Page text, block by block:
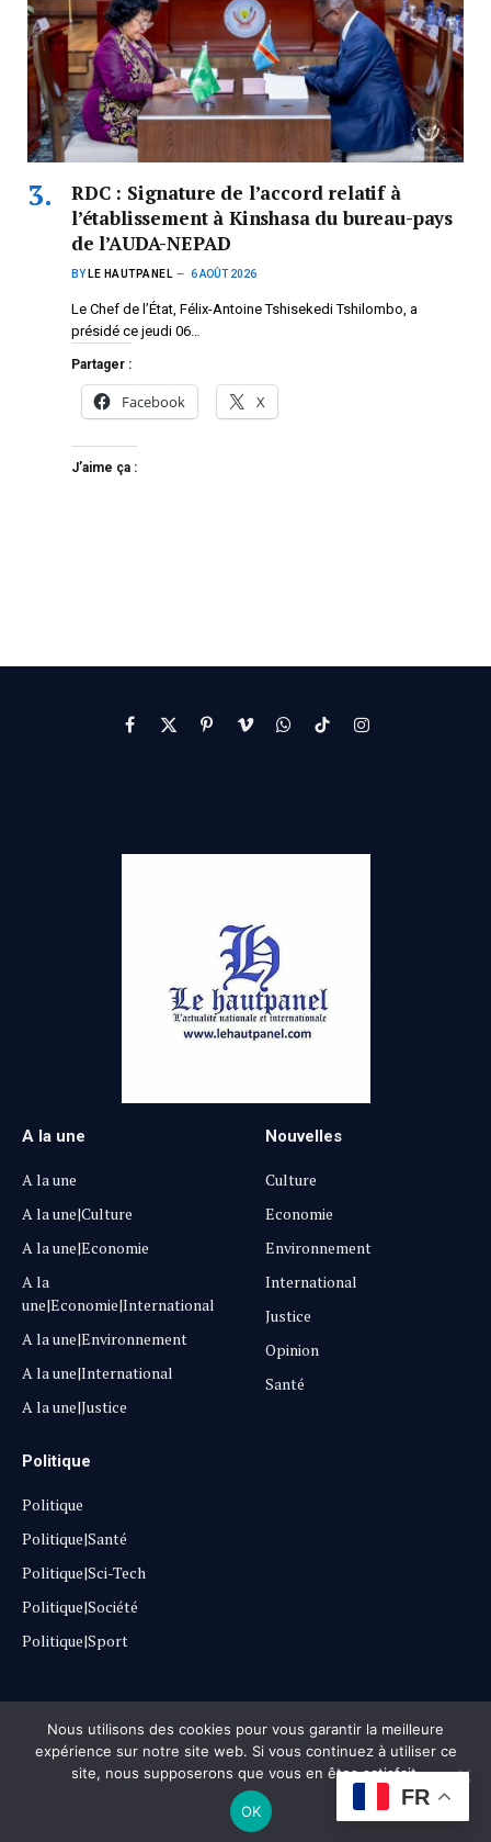
RDC : Signature de l’accord relatif à
l’établissement à Kinshasa du bureau-pays
de l’AUDA-NEPAD
BY LE HAUTPANEL 6 AOÛT 2026
Le Chef de l’État, Félix-Antoine Tshisekedi Tshilombo, a
présidé ce jeudi 06…
Partager :
Facebook X
J’aime ça :
Facebook
X
PinterestVimeoWhatsApp
TikTokInstagram
A la une
A la une
A la une|Culture
A la une|Economie
A la
une|Economie|International
A la une|Environnement
A la une|International
A la une|Justice
Nouvelles
Culture
Economie
Environnement
International
Justice
Opinion
Santé
Politique
Politique
Politique|Santé
Politique|Sci-Tech
Politique|Société
Politique|Sport
Copyright © 2025Lehautpanel
Confidentialité Contact Don
FR
Nous utilisons des cookies pour vous garantir la meilleure
expérience sur notre site web. Si vous continuez à utiliser ce
site, nous supposerons que vous en êtes satisfait.
OK